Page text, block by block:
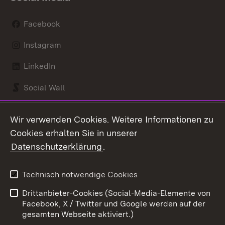
Facebook
Instagram
LinkedIn
Social Wall
Kontakt
Barrierefreiheit
Impressum
Cookies
Wir verwenden Cookies. Weitere Informationen zu
Cookies erhalten Sie in unserer
Datenschutzerklärung.
Technisch notwendige Cookies
Drittanbieter-Cookies (Social-Media-Elemente von
Facebook, X / Twitter und Google werden auf der
gesamten Webseite aktiviert.)